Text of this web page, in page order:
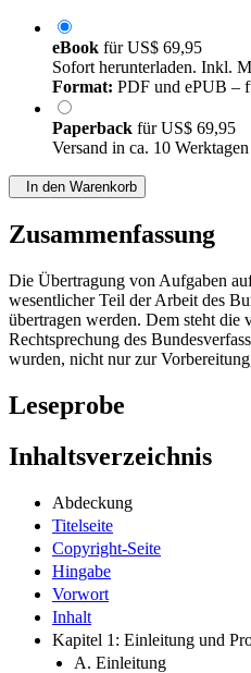
eBook fürUS$ 69,95
Sofort herunterladen. Inkl.
Format: PDF und ePUB –
Paperback fürUS$ 69,95
Versand in ca. 10
In den Warenkorb
Zusammenfassung
Die Übertragung von Aufgaben
wesentlicher Teil der Arbeit des
übertragen werden. Dem steht die
Rechtsprechung des
wurden, nicht nur zur
Leseprobe
Inhaltsverzeichnis
Abdeckung
Titelseite
Copyright-Seite
Hingabe
Vorwort
Inhalt
Kapitel 1: Einleitung und
A. Einleitung